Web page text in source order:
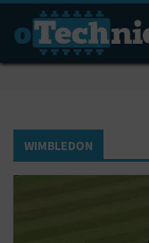
WIMBLEDON